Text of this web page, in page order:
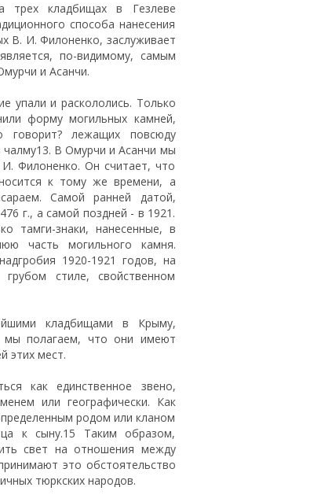
трех кладбищах в Гезлеве
способа нанесения
В. И. Филоненко, заслуживает
по-видимому, самым
и Асанчи.
упали и раскололись. Только
форму могильных камней,
говорит? лежащих повсюду
В Омурчи и Асанчи мы
Филоненко. Он считает, что
к тому же времени, а
Самой ранней датой,
г., а самой поздней - в 1921.
тамги-знаки, нанесенные, в
часть могильного камня.
1920-1921 годов, на
стиле, свойственном
кладбищами в Крыму,
полагаем, что они имеют
этих мест.
как единственное звено,
или географически. Как
родом или кланом
к сыну.15 Таким образом,
свет на отношения между
это обстоятельство
тюркских народов.